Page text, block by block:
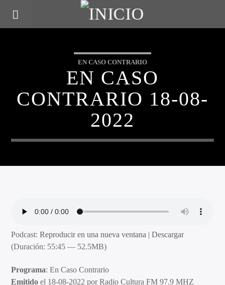
EN CASO CONTRARIO
EN CASO
CONTRARIO 18-08-
2022
Podcast:Reproducir en una nueva ventana |Descargar
(Duración: 55:45 — 52.5MB)
Programa: En Caso Contrario
Emitido el 18-08-2022 por Radio Cultura FM 97.9 MHZ